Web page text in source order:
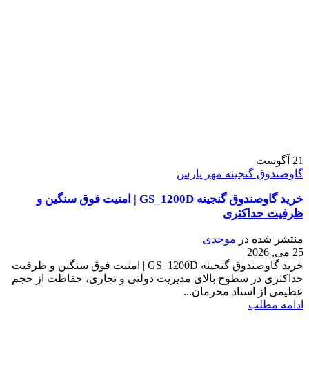
21 آگوست
گاوصندوق گنجینه مهر پارس
خرید گاوصندوق گنجینه GS_1200D | امنیت فوق سنگین و
ظرفیت حداکثری
منتشر شده در موحدی
25 می, 2026
خرید گاوصندوق گنجینه GS_1200D | امنیت فوق سنگین و ظرفیت
حداکثری در سطوح بالای مدیریت دولتی و تجاری، حفاظت از حجم
عظیمی از اسناد محرمان...
ادامه مطلب